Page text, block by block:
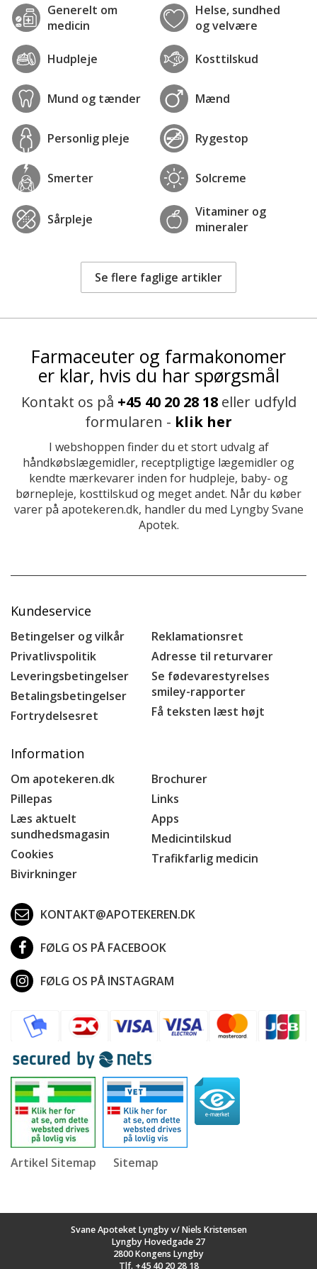
Generelt om
medicin
Helse, sundhed
og velvære
Hudpleje Kosttilskud
Mund og tænder Mænd
Personlig pleje Rygestop
Smerter Solcreme
Sårpleje
Vitaminer og
mineraler
Se flere faglige artikler
Farmaceuter og farmakonomer
er klar, hvis du har spørgsmål
Kontakt os på +45 40 20 28 18eller udfyld
formularen - klik her
I webshoppen finder du et stort udvalg af
håndkøbslægemidler, receptpligtige lægemidler og
kendte mærkevarer inden for hudpleje, baby- og
børnepleje, kosttilskud og meget andet. Når du køber
varer på apotekeren.dk, handler du med Lyngby Svane
Apotek.
Kundeservice
Betingelser og vilkår
Privatlivspolitik
Leveringsbetingelser
Betalingsbetingelser
Fortrydelsesret
Reklamationsret
Adresse til returvarer
Se fødevarestyrelses
smiley-rapporter
Få teksten læst højt
Information
Om apotekeren.dk
Pillepas
Læs aktuelt
sundhedsmagasin
Cookies
Bivirkninger
Brochurer
Links
Apps
Medicintilskud
Trafikfarlig medicin
KONTAKT@APOTEKEREN.DK
FØLG OS PÅ FACEBOOK
FØLG OS PÅ INSTAGRAM
Artikel Sitemap Sitemap
Svane Apoteket Lyngby v/ Niels Kristensen
Lyngby Hovedgade 27
2800 Kongens Lyngby
Tlf. +45 40 20 28 18